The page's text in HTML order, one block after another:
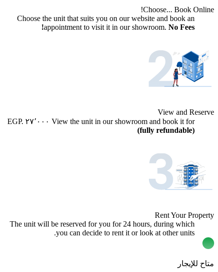
Choose... Book Online!
Choose the unit that suits you on our website and book an
appointment to visit it in our showroom. No Fees!
View and Reserve
View the unit in our showroom and book it for ٢٧٬٠٠٠
(fully refundable)
Rent Your Property
The unit will be reserved for you for 24 hours, during which
you can decide to rent it or look at other units.
متاح للإيجار